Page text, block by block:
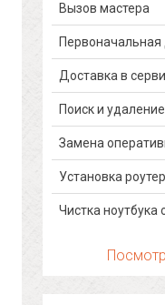
Вызов мастера
Первоначальная
Доставка в
Поиск и
Замена
Установка
Чистка ноутбука